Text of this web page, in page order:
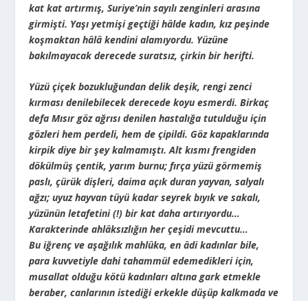
kat kat artırmış, Suriye’nin sayılı zenginleri arasına
girmişti. Yaşı yetmişi geçtiği hâlde kadın, kız peşinde
koşmaktan hâlâ kendini alamıyordu. Yüzüne
bakılmayacak derecede suratsız, çirkin bir herifti.
Yüzü çiçek bozukluğundan delik deşik, rengi zenci
kırması denilebilecek derecede koyu esmerdi. Birkaç
defa Mısır göz ağrısı denilen hastalığa tutulduğu için
gözleri hem perdeli, hem de çipildi. Göz kapaklarında
kirpik diye bir şey kalmamıştı. Alt kısmı frengiden
dökülmüş çentik, yarım burnu; fırça yüzü görmemiş
paslı, çürük dişleri, daima açık duran yayvan, salyalı
ağzı; uyuz hayvan tüyü kadar seyrek bıyık ve sakalı,
yüzünün letafetini (!) bir kat daha artırıyordu…
Karakterinde ahlâksızlığın her çeşidi mevcuttu…
Bu iğrenç ve aşağılık mahlûka, en âdi kadınlar bile,
para kuvvetiyle dahi tahammül edemedikleri için,
musallat olduğu kötü kadınları altına gark etmekle
beraber, canlarının istediği erkekle düşüp kalkmada ve